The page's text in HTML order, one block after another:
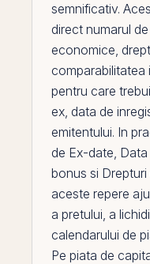
semnificativ.
direct numarul de
economice,
comparabilitatea
pentru care
ex, data de
emitentului. In
de Ex-date, Data
bonus si
aceste repere
a pretului, a
calendarului de
Pe piata de